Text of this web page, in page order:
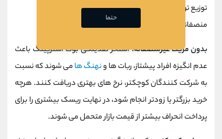
توزیع توکن ها در دستان تعداد بیشتری از افراد به روشی
منصفانه کمک کنند.
بدون مزیت غیرمنصفانه:استخر نقدینگی بوت استرپینگ باعث
عدم انگیزه افراد پیشتاز، ربات ها ونهنگ هامی شوند که نسبت
به شرکت کنندگان کوچکتر، نرخ های بهتری دریافت کنند. هرچه
خرید بزرگتر یا زودتر انجام شود، در نهایت ریسک بیشتری را برای
پرداخت انحراف بیشتر از قیمت بازار متحمل می شوند.
حتما